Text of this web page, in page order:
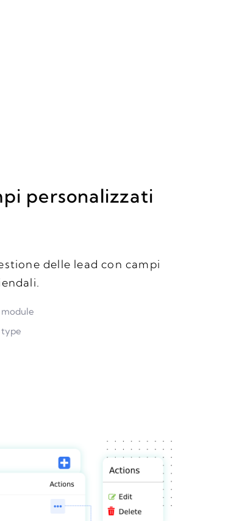
personalizzati
delle lead con campi
module
type